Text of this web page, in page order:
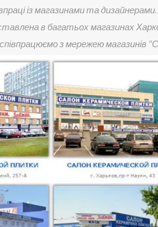
із магазинами та дизайнерами.
в багатьох магазинах
з мережею магазинів